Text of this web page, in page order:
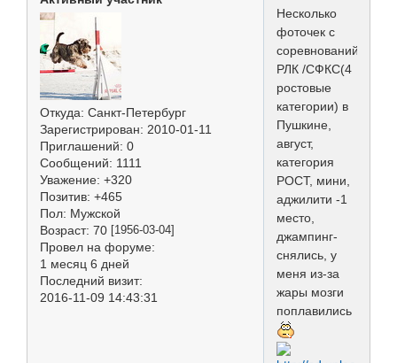
Откуда: Санкт-Петербург
Зарегистрирован: 2010-01-11
Приглашений: 0
Сообщений: 1111
Уважение: +320
Позитив: +465
Пол: Мужской
Возраст: 70 [1956-03-04]
Провел на форуме:
1 месяц 6 дней
Последний визит:
2016-11-09 14:43:31
Несколько
фоточек с
соревнований
РЛК /СФКС(4
ростовые
категории) в
Пушкине,
август,
категория
РОСТ, мини,
аджилити -1
место,
джампинг-
снялись, у
меня из-за
жары мозги
поплавились